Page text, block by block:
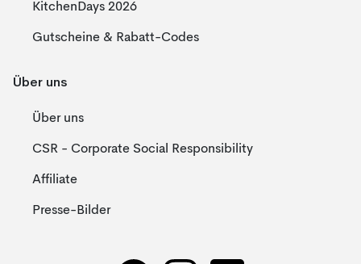
KitchenDays 2026
Gutscheine & Rabatt-Codes
Über uns
Über uns
CSR - Corporate Social Responsibility
Affiliate
Presse-Bilder